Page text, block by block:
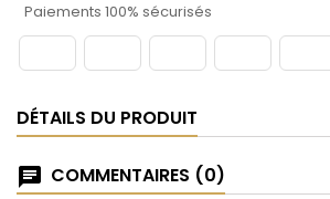
Paiements 100% sécurisés
DÉTAILS DU PRODUIT
COMMENTAIRES (0)